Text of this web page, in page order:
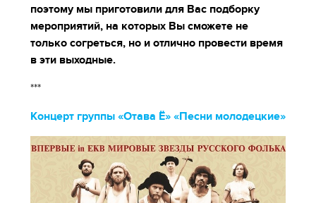
поэтому мы приготовили для Вас подборку
мероприятий, на которых Вы сможете не
только согреться, но и отлично провести время
в эти выходные.
***
Концерт группы «Отава Ё» «Песни молодецкие»